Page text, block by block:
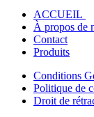
ACCUEIL
À propos de
Contact
Produits
Conditions
Politique de
Droit de